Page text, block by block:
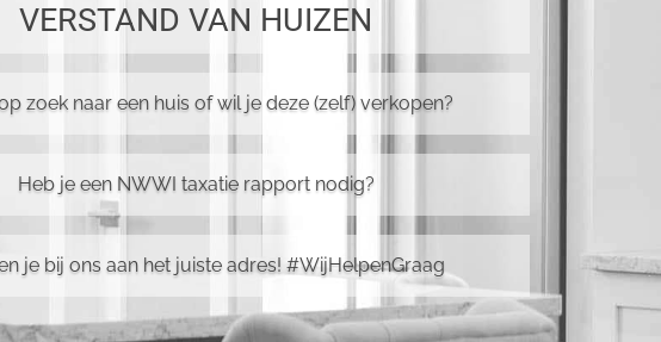
VERSTAND VAN HUIZEN
zoek naar een huis of wil je deze (zelf) verkopen?
Heb je een NWWI taxatie rapport nodig?
je bij ons aan het juiste adres! #WijHelpenGraag